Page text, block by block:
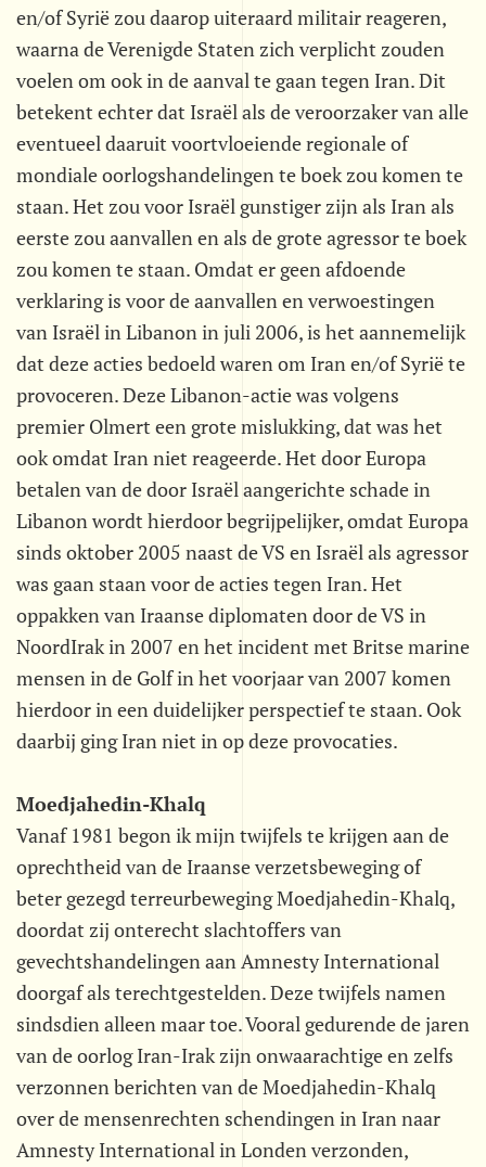
en/of Syrië zou daarop uiteraard militair reageren,
waarna de Verenigde Staten zich verplicht zouden
voelen om ook in de aanval te gaan tegen Iran. Dit
betekent echter dat Israël als de veroorzaker van alle
eventueel daaruit voortvloeiende regionale of
mondiale oorlogshandelingen te boek zou komen te
staan. Het zou voor Israël gunstiger zijn als Iran als
eerste zou aanvallen en als de grote agressor te boek
zou komen te staan. Omdat er geen afdoende
verklaring is voor de aanvallen en verwoestingen
van Israël in Libanon in juli 2006, is het aannemelijk
dat deze acties bedoeld waren om Iran en/of Syrië te
provoceren. Deze Libanon-actie was volgens
premier Olmert een grote mislukking, dat was het
ook omdat Iran niet reageerde. Het door Europa
betalen van de door Israël aangerichte schade in
Libanon wordt hierdoor begrijpelijker, omdat Europa
sinds oktober 2005 naast de VS en Israël als agressor
was gaan staan voor de acties tegen Iran. Het
oppakken van Iraanse diplomaten door de VS in
NoordIrak in 2007 en het incident met Britse marine
mensen in de Golf in het voorjaar van 2007 komen
hierdoor in een duidelijker perspectief te staan. Ook
daarbij ging Iran niet in op deze provocaties.
Moedjahedin-Khalq
Vanaf 1981 begon ik mijn twijfels te krijgen aan de
oprechtheid van de Iraanse verzetsbeweging of
beter gezegd terreurbeweging Moedjahedin-Khalq,
doordat zij onterecht slachtoffers van
gevechtshandelingen aan Amnesty International
doorgaf als terechtgestelden. Deze twijfels namen
sindsdien alleen maar toe. Vooral gedurende de jaren
van de oorlog Iran-Irak zijn onwaarachtige en zelfs
verzonnen berichten van de Moedjahedin-Khalq
over de mensenrechten schendingen in Iran naar
Amnesty International in Londen verzonden,